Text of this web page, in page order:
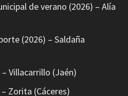
de verano (2026) – Alía
(2026) – Saldaña
– Villacarrillo (Jaén)
Zorita (Cáceres)